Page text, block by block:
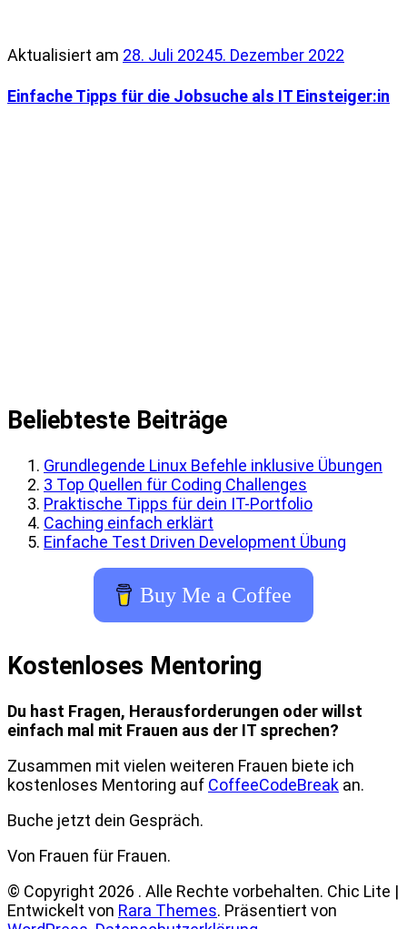
Aktualisiert am 28. Juli 20245. Dezember 2022
Einfache Tipps für die Jobsuche als IT Einsteiger:in
Beliebteste Beiträge
Grundlegende Linux Befehle inklusive Übungen
3 Top Quellen für Coding Challenges
Praktische Tipps für dein IT-Portfolio
Caching einfach erklärt
Einfache Test Driven Development Übung
Buy Me a Coffee
Kostenloses Mentoring
Du hast Fragen, Herausforderungen oder willst
einfach mal mit Frauen aus der IT sprechen?
Zusammen mit vielen weiteren Frauen biete ich
kostenloses Mentoring auf CoffeeCodeBreak an.
Buche jetzt dein Gespräch.
Von Frauen für Frauen.
© Copyright 2026 . Alle Rechte vorbehalten. Chic Lite |
Entwickelt von Rara Themes. Präsentiert von